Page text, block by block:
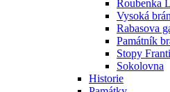
Roubenka
Vysoká
Rabasova
Památník
Stopy
Sokolovna
Historie